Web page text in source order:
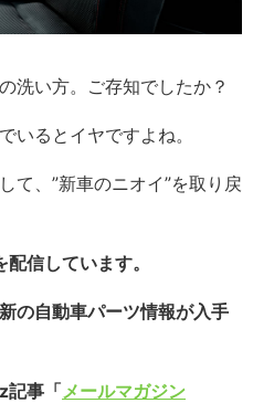
洗い方。ご存知でしたか？
いるとイヤですよね。
て、”新車のニオイ”を取り戻
信しています。
の自動車パーツ情報が入手
記事「 メールマガジン